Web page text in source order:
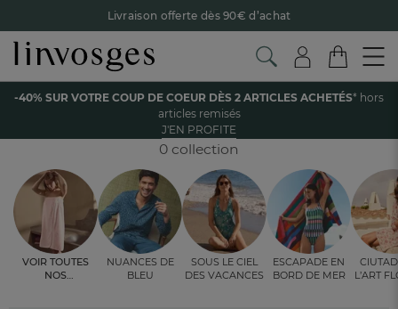
Livraison offerte dès 90€ d’achat
Retour offert avec Colissimo* !
Payez en 3x ou 4x sans frais avec Alma
Le parrainage Linvosges : offrez 15€, recevez 15€ !
Je
découvre
-40% sur votre coup de coeurdès 2 articles achetés !
profite
-40% SUR VOTRE COUP DE COEUR DÈS 2 ARTICLES ACHETÉS* hors
articles remisés
J'EN PROFITE
Accueil Les vêtements Femme Chausson femme
CHAUSSON FEMME
0 collection
Nuances de
bleu
Sous le ciel
des vacances
Escapade en
bord de mer l’art
Voir toutes
nos